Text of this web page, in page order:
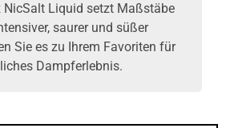
NicSalt Liquid setzt Maßstäbe
saurer und süßer
Sie es zu Ihrem Favoriten für
Dampferlebnis.